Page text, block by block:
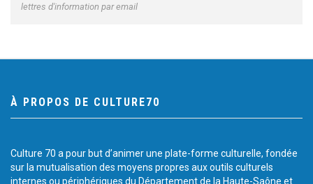
lettres d'information par email
À PROPOS DE CULTURE70
Culture 70 a pour but d’animer une plate-forme culturelle, fondée
sur la mutualisation des moyens propres aux outils culturels
internes ou périphériques du Département de la Haute-Saône et